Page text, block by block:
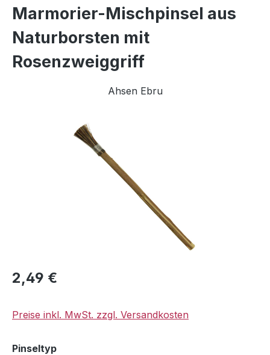
Marmorier-Mischpinsel aus
Naturborsten mit
Rosenzweiggriff
Ahsen Ebru
Bildergalerie überspringen
Regulärer Preis:
2,49 €
Preise inkl. MwSt. zzgl. Versandkosten
Pinseltypauswählen